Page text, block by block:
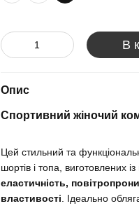
В
Опис
Спортивний жіночий
Цей стильний та
шортів і топа, виготовлених
еластичність,
властивості . Ідеально